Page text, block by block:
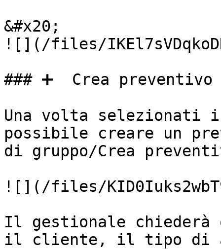
&#x20;
![](/files/
### ➕  Crea preventivo
Una volta selezionati
possibile creare un
di gruppo/Crea
![](/files/
Il gestionale chiederà
il cliente, il tipo di